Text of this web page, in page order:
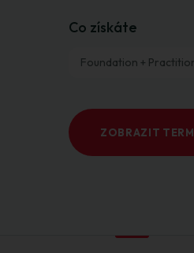
Co získáte
Foundation +
ZOBRAZIT